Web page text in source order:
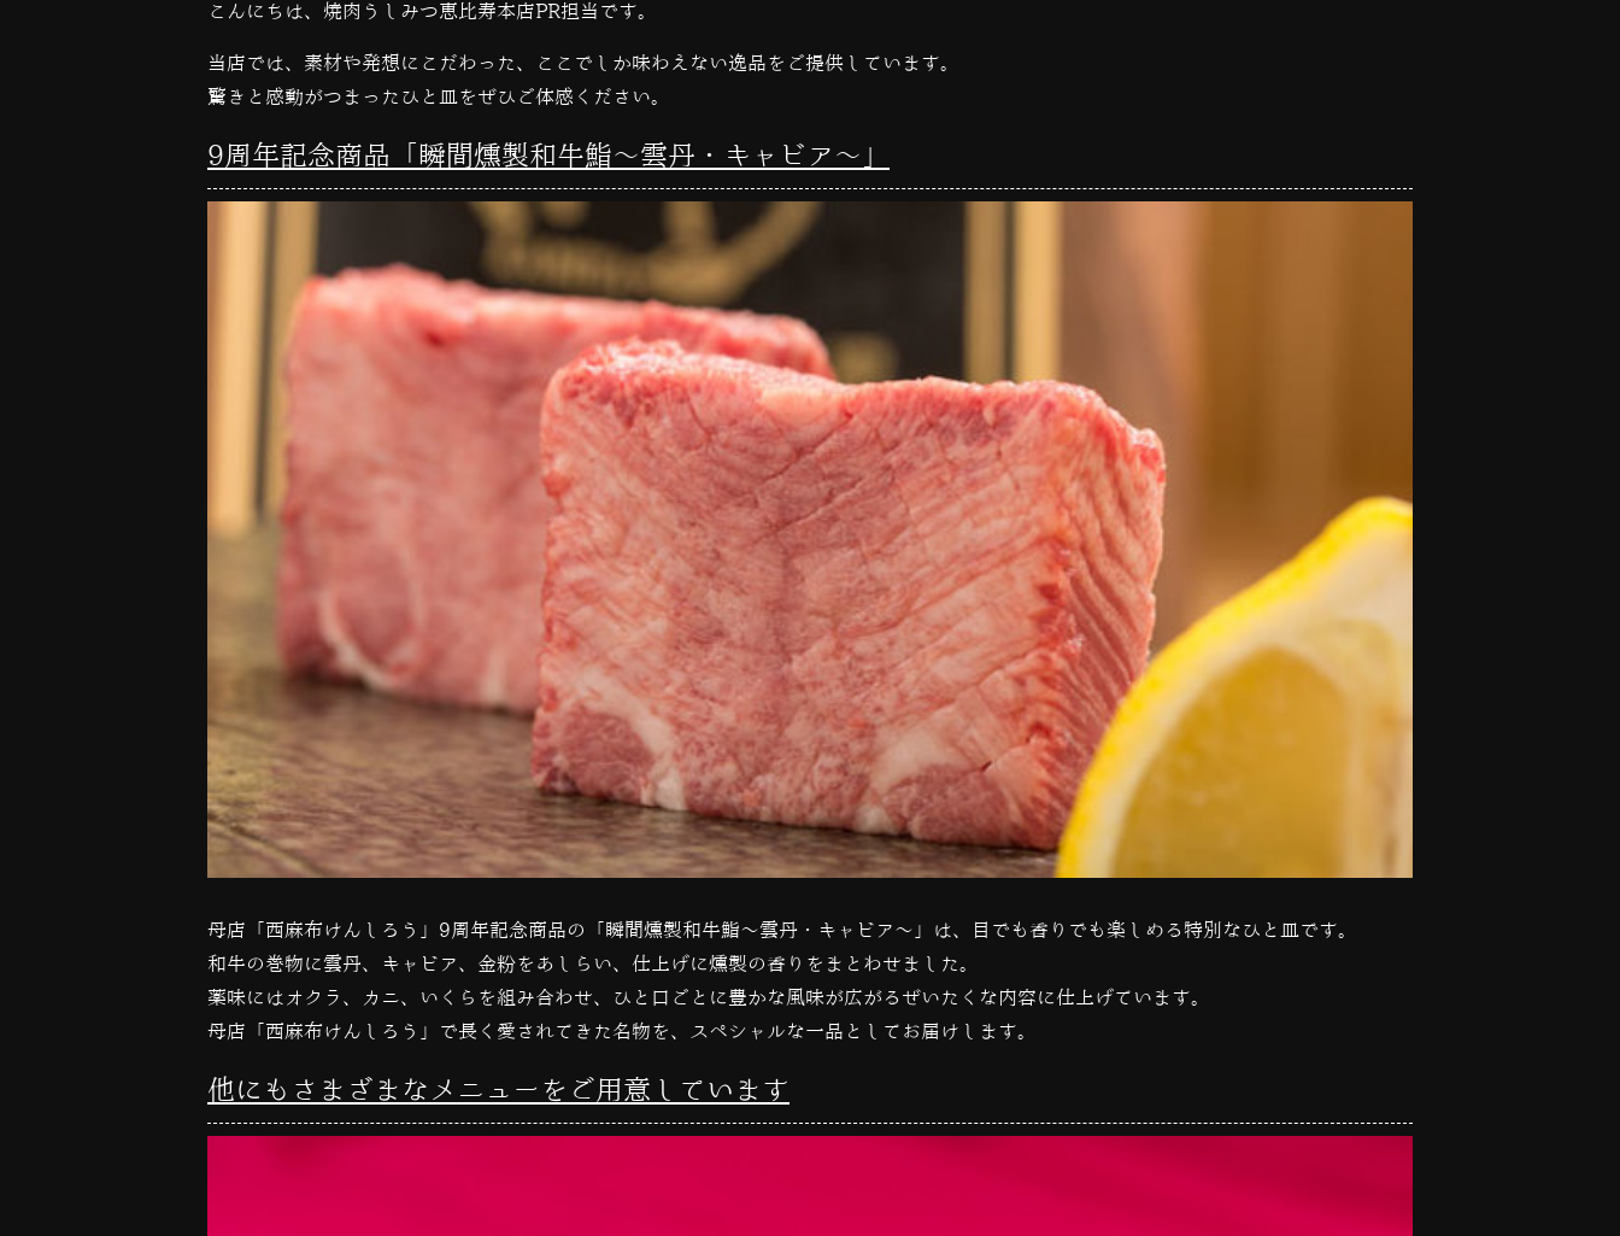
こんにちは、焼肉うしみつ恵比寿本店PR担当です。
当店では、素材や発想にこだわった、ここでしか味わえない逸品をご提供しています。
驚きと感動がつまったひと皿をぜひご体感ください。
9周年記念商品「瞬間燻製和牛鮨〜雲丹・キャビア〜」
母店「西麻布けんしろう」 9周年記念商品の「瞬間燻製和牛鮨～雲丹・キャビア～」は、目でも香りでも楽しめる特別なひと皿です。
和牛の巻物に雲丹、キャビア、金粉をあしらい、仕上げに燻製の香りをまとわせました。
薬味にはオクラ、カニ、いくらを組み合わせ、ひと口ごとに豊かな風味が広がるぜいたくな内容に仕上げています。
母店「西麻布けんしろう」で長く愛されてきた名物を、スペシャルな一品としてお届けします。
他にもさまざまなメニューをご用意しています